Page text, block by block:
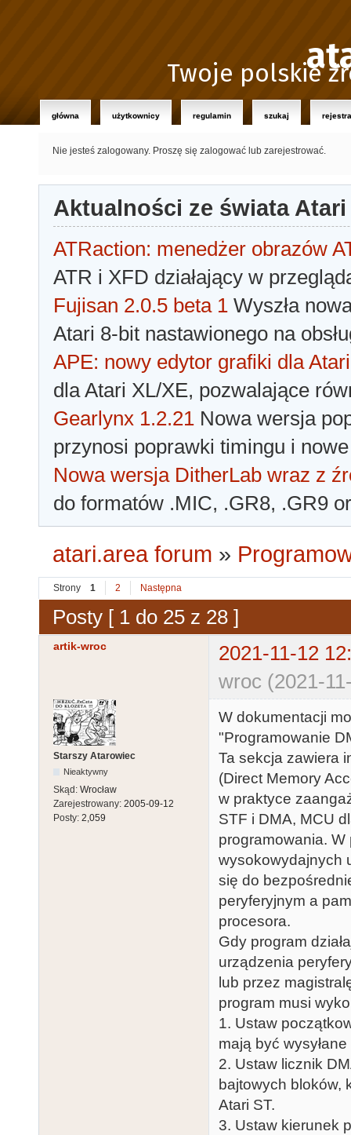
Twoje polskie
główna użytkownicy regulamin szukaj
Nie jesteś zalogowany. Proszę się zalogować lub zarejestrować.
Aktualności ze świata Atari
ATRaction: menedżer obrazów
ATR i XFD działający w
Fujisan 2.0.5 beta 1 Wyszła
Atari 8-bit nastawionego na
APE: nowy edytor grafiki dla Atari
dla Atari XL/XE, pozwalające
Gearlynx 1.2.21 Nowa wersja
przynosi poprawki timingu i
Nowa wersja DitherLab wraz z
do formatów .MIC, .GR8, .GR9
atari.area forum »
Strony 1 2 Następna
Posty [ 1 do 25 z 28 ]
artik-wroc
2021-11-12
wroc (2021-
Starszy Atarowiec
Nieaktywny
Skąd: Wrocław
Zarejestrowany: 2005-09-12
Posty: 2,059
W dokumentacji
"Programowanie
Ta sekcja zawiera
(Direct Memory
w praktyce
STF i DMA, MCU
programowania.
wysokowydajnych
się do
peryferyjnym a
procesora.
Gdy program
urządzenia
lub przez
program musi
1. Ustaw
mają być
2. Ustaw licznik
bajtowych bloków,
Atari ST.
3. Ustaw kierunek